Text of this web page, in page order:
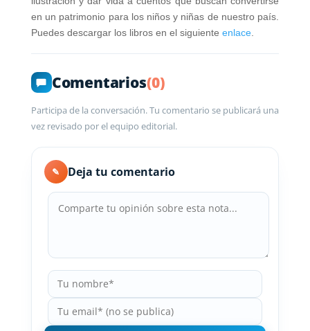
en un patrimonio para los niños y niñas de nuestro país.
Puedes descargar los libros en el siguiente enlace.
Comentarios(0)
Participa de la conversación. Tu comentario se publicará una
vez revisado por el equipo editorial.
✎ Deja tu comentario